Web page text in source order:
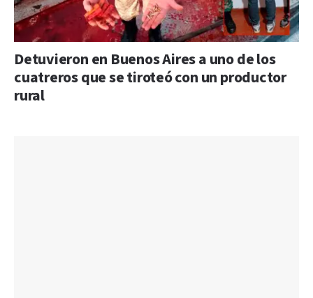
Detuvieron en Buenos Aires a uno de los
cuatreros que se tiroteó con un productor
rural